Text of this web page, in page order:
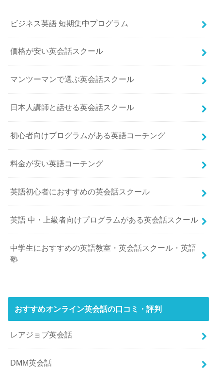
ビジネス英語 短期集中プログラム
価格が安い英会話スクール
マンツーマンで選ぶ英会話スクール
日本人講師と話せる英会話スクール
初心者向けプログラムがある英語コーチング
料金が安い英語コーチング
英語初心者におすすめの英会話スクール
英語 中・上級者向けプログラムがある英会話スクール
中学生におすすめの英語教室・英会話スクール・英語
塾
おすすめオンライン英会話の口コミ・評判
レアジョブ英会話
DMM英会話